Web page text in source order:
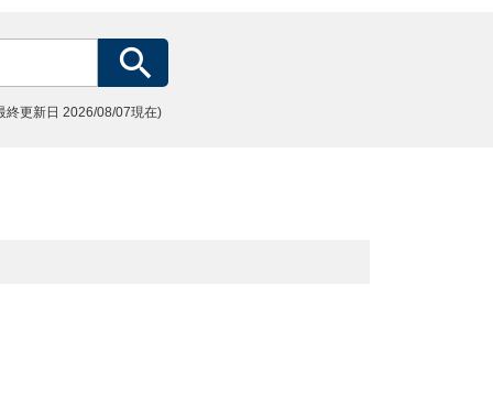
終更新日 2026/08/07現在)